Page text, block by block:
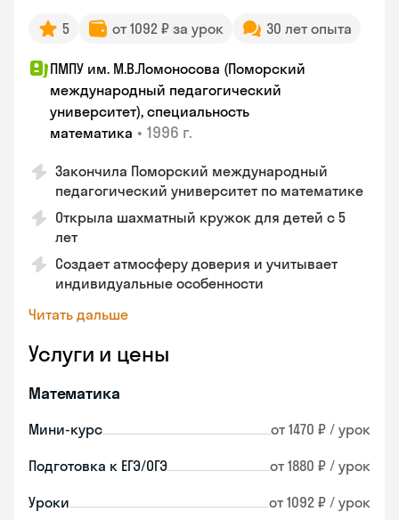
5 от 1092 ₽ за урок 30 лет опыта
ПМПУ им. М.В.Ломоносова (Поморский
международный педагогический
университет), специальность
математика • 1996 г.
Закончила Поморский международный
педагогический университет по математике
Открыла шахматный кружок для детей с 5
лет
Создает атмосферу доверия и учитывает
индивидуальные особенности
Читать дальше
Услуги и цены
Математика
Мини-курс от 1470 ₽ / урок
Подготовка к ЕГЭ/ОГЭ от 1880 ₽ / урок
Уроки от 1092 ₽ / урок